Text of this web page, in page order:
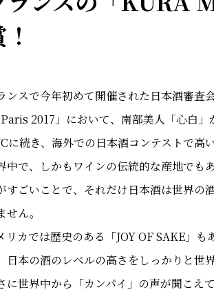
ンスで今年初めて開催された日本酒審
2017」において、南部美人「心白」
に続き、海外での日本酒コンテストで高
中で、しかもワインの伝統的な産地でも
すごいことで、それだけ日本酒は世界の
せん。
リカでは歴史のある「JOY OF SAKE」
日本の酒のレベルの高さをしっかりと世
に世界中から「カンパイ」の声が聞こえ